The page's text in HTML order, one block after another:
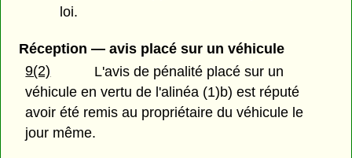
loi.
Réception — avis placé sur un véhicule
9(2)
L'avis de pénalité placé sur un
véhicule en vertu de l'alinéa (1)b) est réputé
avoir été remis au propriétaire du véhicule le
jour même.